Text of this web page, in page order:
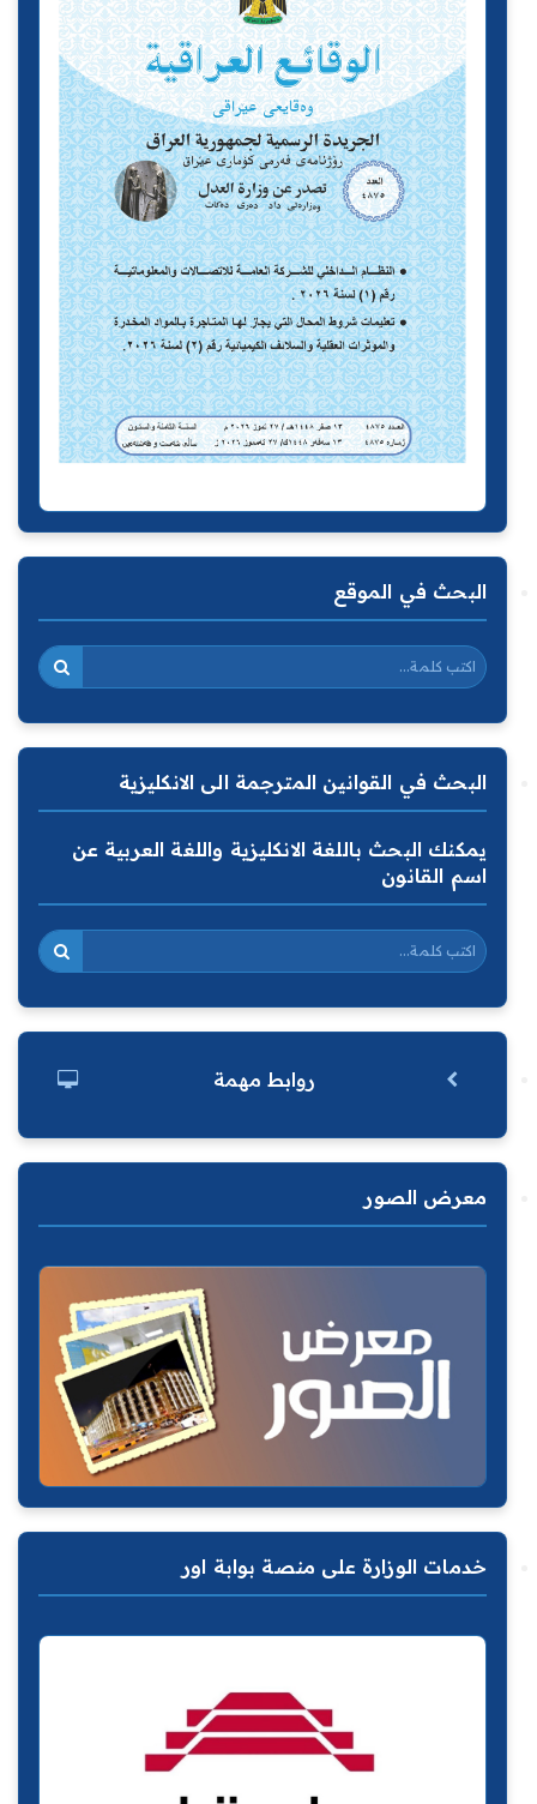
البحث في الموقع
البحث في القوانين المترجمة الى الانكليزية
يمكنك البحث باللغة الانكليزية واللغة العربية عن
اسم القانون
روابط مهمة
معرض الصور
خدمات الوزارة على منصة بوابة اور